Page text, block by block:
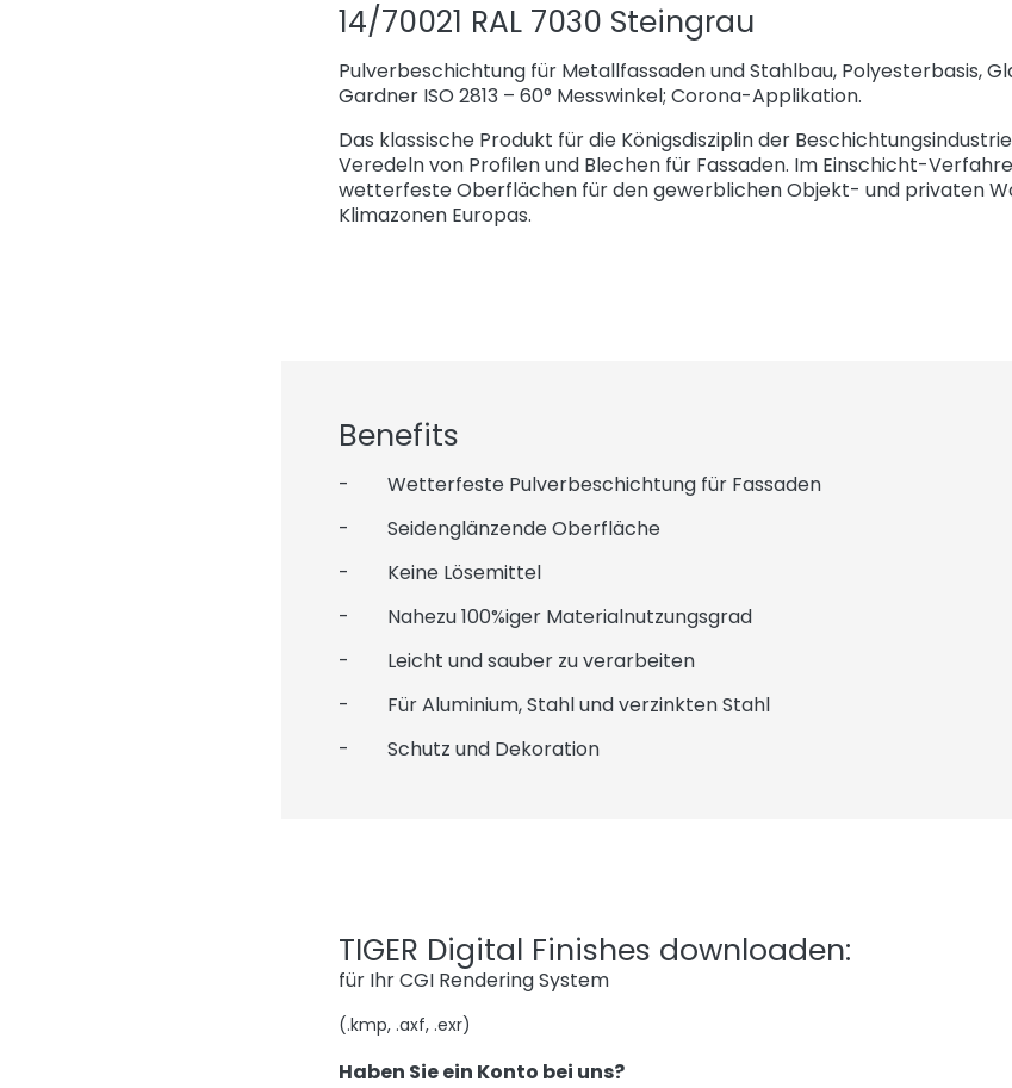
14/70021 RAL 7030 Steingrau
Pulverbeschichtung für Metallfassaden und Stahlbau, Polyesterbasis,
Gardner ISO 2813 – 60° Messwinkel; Corona-Applikation.
Das klassische Produkt für die Königsdisziplin der
Veredeln von Profilen und Blechen für Fassaden. Im Einschicht-
wetterfeste Oberflächen für den gewerblichen Objekt- und privaten
Klimazonen Europas.
Benefits
- Wetterfeste Pulverbeschichtung für Fassaden
- Seidenglänzende Oberfläche
- Keine Lösemittel
- Nahezu 100%iger Materialnutzungsgrad
- Leicht und sauber zu verarbeiten
- Für Aluminium, Stahl und verzinkten Stahl
- Schutz und Dekoration
TIGER Digital Finishes downloaden:
für Ihr CGI Rendering System
(.kmp, .axf, .exr)
Haben Sie ein Konto bei uns?